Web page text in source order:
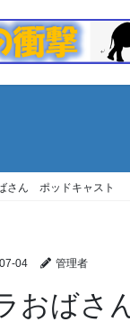
さん ポッドキャスト
04 管理者
おばさ